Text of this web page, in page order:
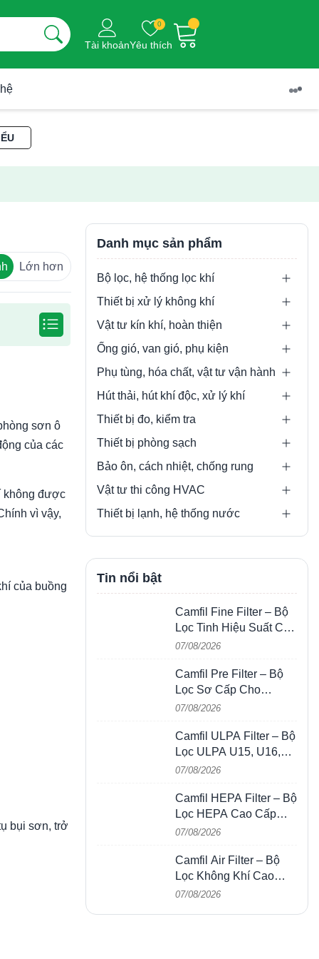
Tài khoản
0
Yêu thích
Lớn hơn
sơn ô
của các
không được
vì vậy,
của buồng
bụi sơn, trở
Danh mục sản phẩm
Bộ lọc, hệ thống lọc khí
Thiết bị xử lý không khí
Vật tư kín khí, hoàn thiện
Ống gió, van gió, phụ kiện
Phụ tùng, hóa chất, vật tư vận hành
Hút thải, hút khí độc, xử lý khí
Thiết bị đo, kiểm tra
Thiết bị phòng sạch
Bảo ôn, cách nhiệt, chống rung
Vật tư thi công HVAC
Thiết bị lạnh, hệ thống nước
Tin nổi bật
Camfil Fine Filter – Bộ
Lọc Tinh Hiệu Suất Cao
Cho HVAC, AHU &
07/08/2026
Camfil Pre Filter – Bộ
Lọc Sơ Cấp Cho
HVAC, AHU, FCU & Hệ
07/08/2026
Camfil ULPA Filter – Bộ
Lọc ULPA U15, U16,
U17 Cho Phòng Sạch &
07/08/2026
Camfil HEPA Filter – Bộ
Lọc HEPA Cao Cấp
Cho Phòng Sạch,
07/08/2026
Camfil Air Filter – Bộ
Lọc Không Khí Cao
Cấp Cho HVAC, HEPA,
07/08/2026